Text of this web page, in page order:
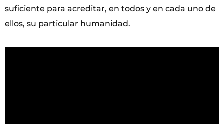
suficiente para acreditar, en todos y en cada uno de
ellos, su particular humanidad.